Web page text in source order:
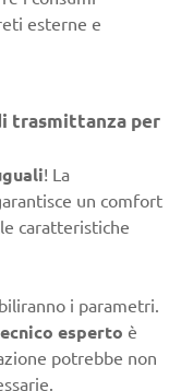
esterne e
trasmittanza per
! La
un comfort
caratteristiche
i parametri.
esperto è
potrebbe non